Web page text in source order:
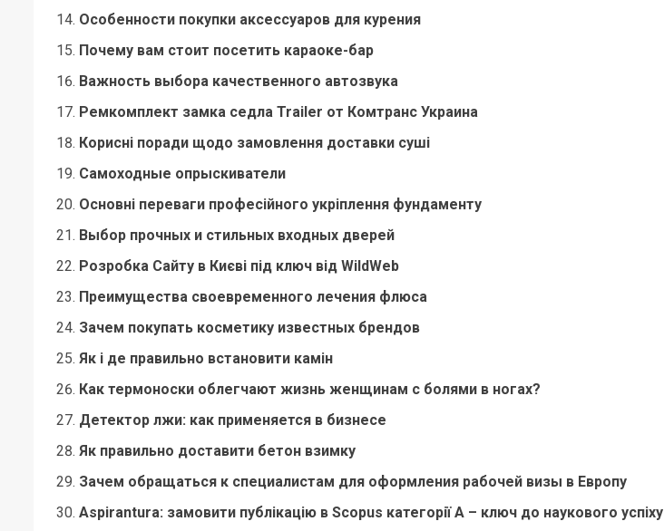
Особенности покупки аксессуаров для курения
Почему вам стоит посетить караоке-бар
Важность выбора качественного автозвука
Ремкомплект замка седла Trailer от Комтранс Украина
Корисні поради щодо замовлення доставки суші
Самоходные опрыскиватели
Основні переваги професійного укріплення фундаменту
Выбор прочных и стильных входных дверей
Розробка Сайту в Києві під ключ від WildWeb
Преимущества своевременного лечения флюса
Зачем покупать косметику известных брендов
Як і де правильно встановити камін
Как термоноски облегчают жизнь женщинам с болями в ногах?
Детектор лжи: как применяется в бизнесе
Як правильно доставити бетон взимку
Зачем обращаться к специалистам для оформления рабочей визы в Европу
Aspirantura: замовити публікацію в Scopus категорії А – ключ до наукового успіху